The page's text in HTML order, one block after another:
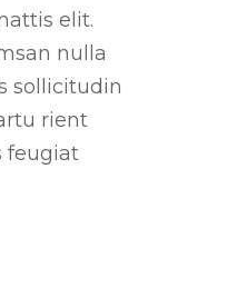
elit.
nulla
sollicitudin
rient
feugiat